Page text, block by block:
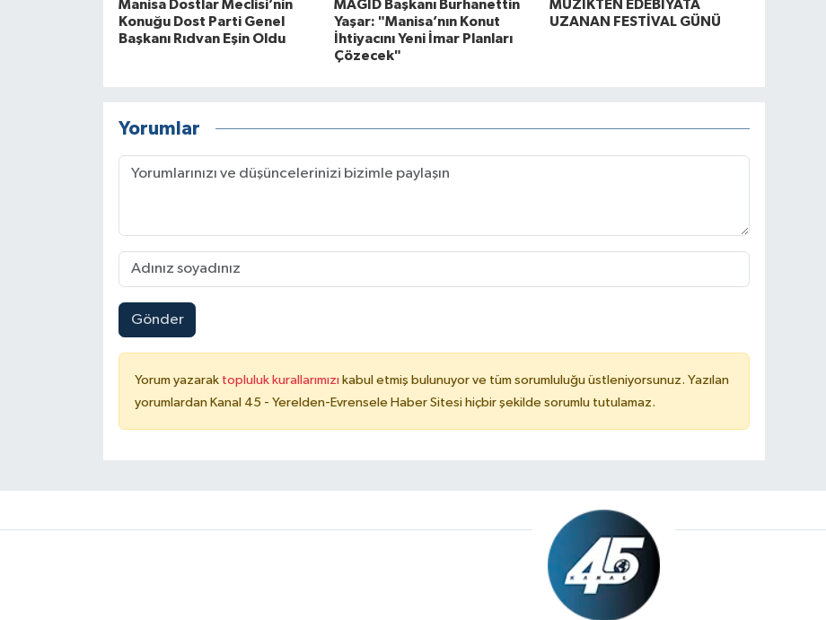
Manisa Dostlar Meclisi’nin
Konuğu Dost Parti Genel
Başkanı Rıdvan Eşin Oldu
MAGİD Başkanı Burhanettin
Yaşar: "Manisa’nın Konut
İhtiyacını Yeni İmar Planları
Çözecek"
MÜZİKTEN EDEBİYATA
UZANAN FESTİVAL GÜNÜ
Yorumlar
Gönder
Yorum yazarak topluluk kurallarımızı kabul etmiş bulunuyor ve tüm sorumluluğu üstleniyorsunuz. Yazılan
yorumlardan Kanal 45 - Yerelden-Evrensele Haber Sitesi hiçbir şekilde sorumlu tutulamaz.